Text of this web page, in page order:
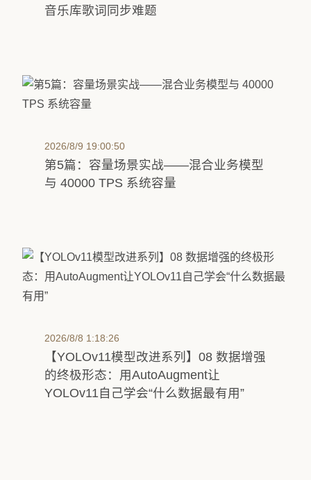
音乐库歌词同步难题
2026/8/9 19:00:50
第5篇：容量场景实战——混合业务模型
与 40000 TPS 系统容量
2026/8/8 1:18:26
【YOLOv11模型改进系列】08 数据增强
的终极形态：用AutoAugment让
YOLOv11自己学会“什么数据最有用”